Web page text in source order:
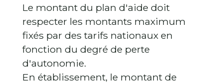
Le montant du plan d'aide doit
respecter les montants maximum
fixés par des tarifs nationaux en
fonction du degré de perte
d'autonomie.
En établissement, le montant de